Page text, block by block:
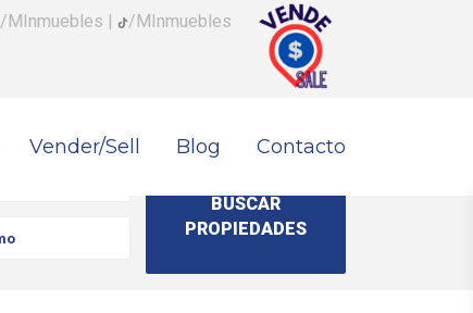
/MInmuebles | /MInmuebles
Vender/Sell Blog Contacto